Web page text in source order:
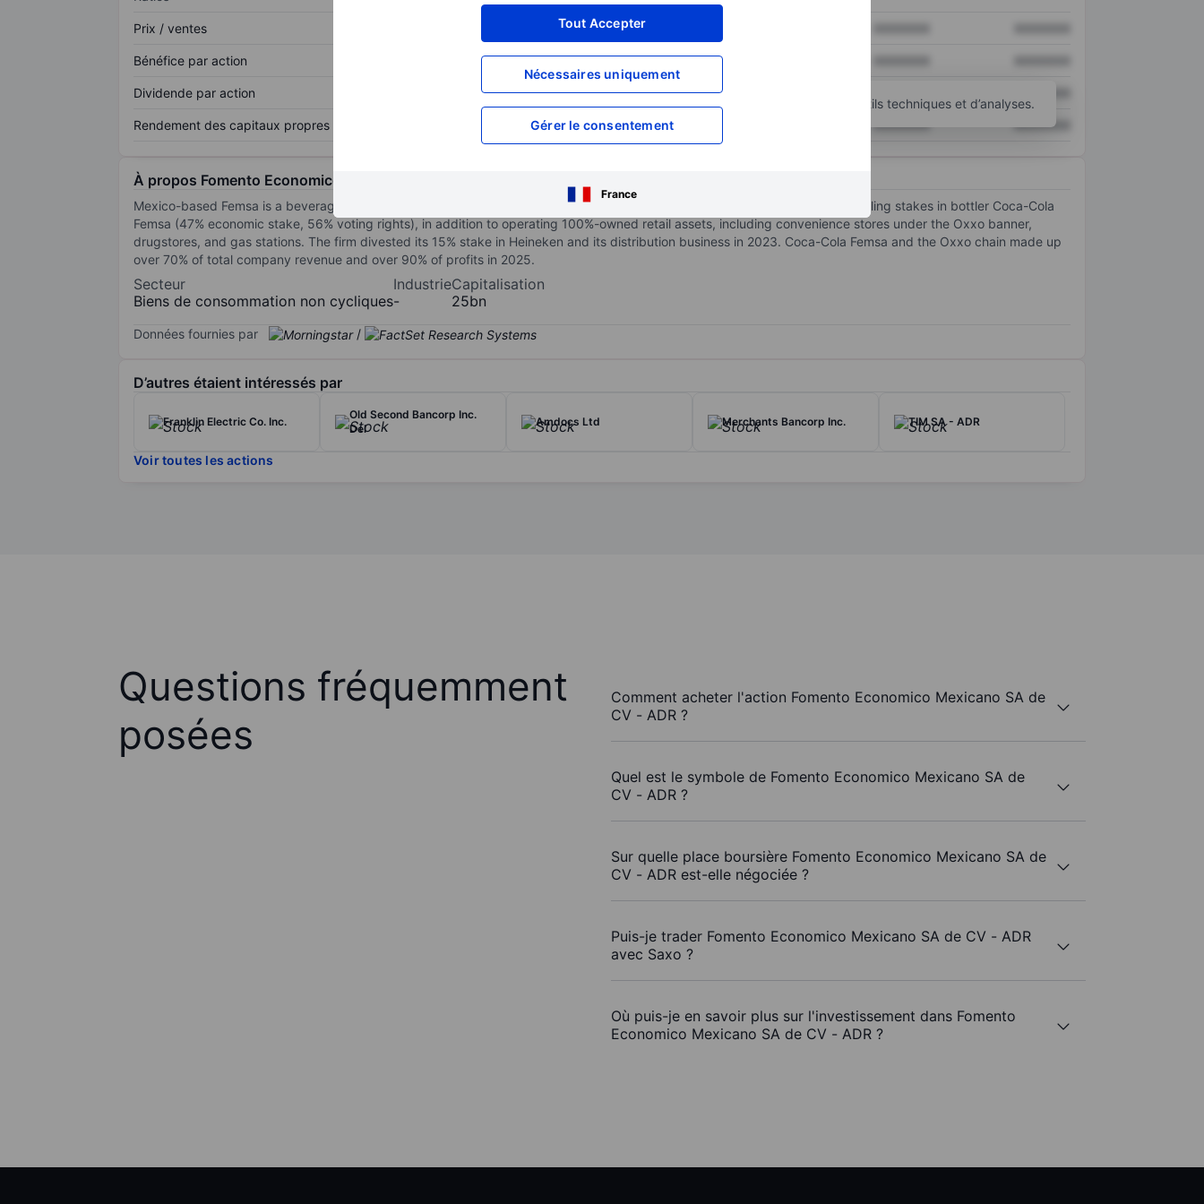
Tout Accepter
Nécessaires uniquement
Gérer le consentement
France
Prix / ventes XXXXXXX
Bénéfice par action XXXXXXX
Dividende par action XXXXXXX
Rendement des capitaux propres XXXXXXX XXXXXXX XXXXXXX
Ouvrir un comptepour accéder à d’autres outils techniques et d’analyses.
À propos Fomento Economico Mexicano SA de CV - ADR
Mexico-based Femsa is a beverage and retail conglomerate in Central and South America. The holding company owns controlling stakes in bottler Coca-Cola
Femsa (47% economic stake, 56% voting rights), in addition to operating 100%-owned retail assets, including convenience stores under the Oxxo banner,
drugstores, and gas stations. The firm divested its 15% stake in Heineken and its distribution business in 2023. Coca-Cola Femsa and the Oxxo chain made up
over 70% of total company revenue and over 90% of profits in 2025.
Secteur
Biens de consommation non cycliques
Industrie
-
Capitalisation
25bn
Données fournies par /
D’autres étaient intéressés par
Franklin Electric Co. Inc.
Old Second Bancorp Inc.
Del
Amdocs Ltd Merchants Bancorp Inc. TIM SA - ADR
Voir toutes les actions
Questions fréquemment
posées
Comment acheter l'action Fomento Economico Mexicano SA de
CV - ADR ?
Quel est le symbole de Fomento Economico Mexicano SA de
CV - ADR ?
Sur quelle place boursière Fomento Economico Mexicano SA de
CV - ADR est-elle négociée ?
Puis-je trader Fomento Economico Mexicano SA de CV - ADR
avec Saxo ?
Où puis-je en savoir plus sur l'investissement dans Fomento
Economico Mexicano SA de CV - ADR ?